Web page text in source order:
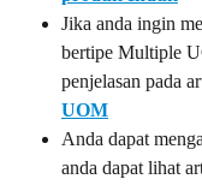
Jika anda ingin
bertipe Multiple
penjelasan pada
UOM
Anda dapat
anda dapat lihat